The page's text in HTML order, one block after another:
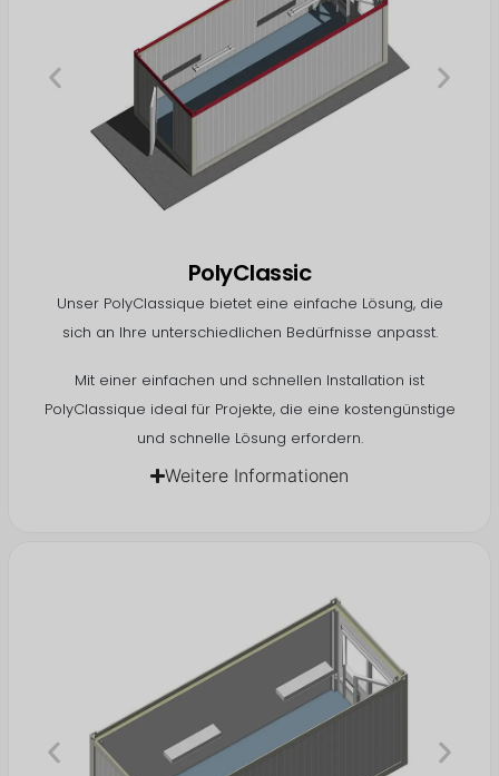
PolyClassic
Unser PolyClassique bietet eine einfache Lösung, die
sich an Ihre unterschiedlichen Bedürfnisse anpasst.
Mit einer einfachen und schnellen Installation ist
PolyClassique ideal für Projekte, die eine kostengünstige
und schnelle Lösung erfordern.
Weitere Informationen